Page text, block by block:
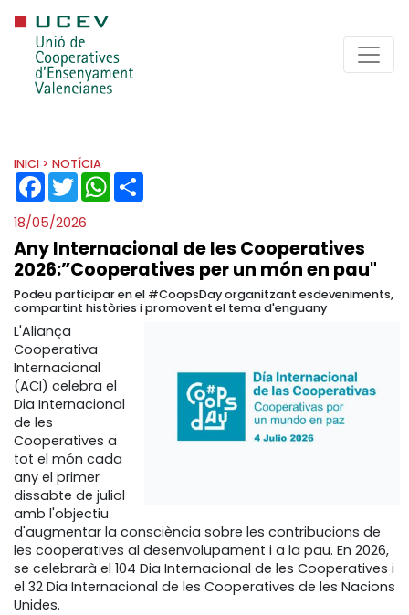
INICI > NOTÍCIA
FACEBOOK
TWITTERWHATSAPP
18/05/2026
Any Internacional de les Cooperatives
2026:”Cooperatives per un món en pau"
Podeu participar en el #CoopsDay organitzant esdeveniments,
compartint històries i promovent el tema d'enguany
L'Aliança
Cooperativa
Internacional
(ACI) celebra el
Dia Internacional
de les
Cooperatives a
tot el món cada
any el primer
dissabte de juliol
amb l'objectiu
d'augmentar la consciència sobre les contribucions de
les cooperatives al desenvolupament i a la pau. En 2026,
se celebrarà el 104 Dia Internacional de les Cooperatives i
el 32 Dia Internacional de les Cooperatives de les Nacions
Unides.